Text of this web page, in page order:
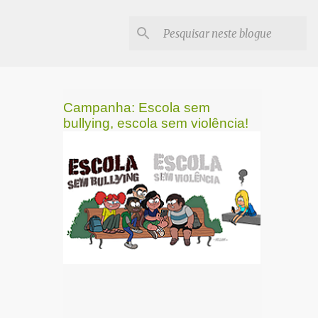
Campanha: Escola sem
bullying, escola sem violência!